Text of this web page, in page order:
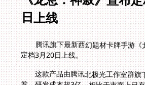
日上线
腾讯旗下最新西幻题材卡牌手游《
定档3月20日上线。
这款产品由腾讯北极光工作室群旗
发，研发成本超3亿，相比于市面上
息：神寂》在画质建模、西幻浓度、
竞争力，吸引了不少魔兽时代玩家